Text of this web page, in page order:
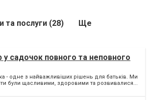
та послуги (28) Ще
у садочок повного та неповного
- одне з найважливіших рішень для батьків. Ми
були щасливими, здоровими та розвивалися...